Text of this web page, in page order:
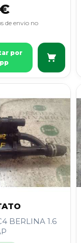
de envio no
por
BERLINA 1.6